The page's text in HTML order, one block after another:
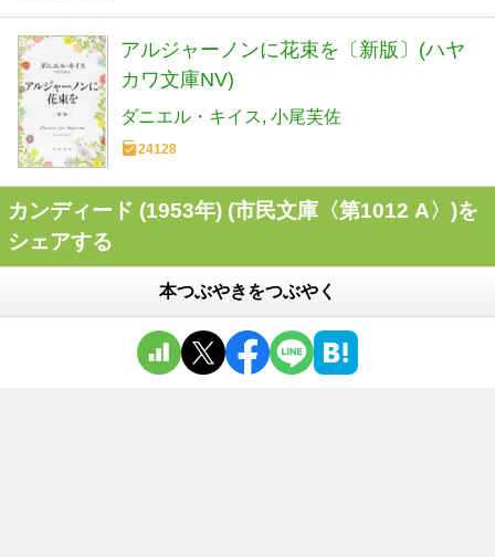
アルジャーノンに花束を〔新版〕(ハヤ
カワ文庫NV)
ダニエル・キイス 小尾芙佐
24128
カンディード (1953年) (市民文庫〈第1012 A〉)を
シェアする
本つぶやきをつぶやく